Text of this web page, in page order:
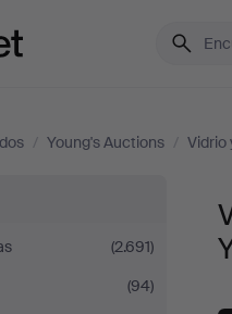
/ Young's Auctions / Vidrio
(2.691)
(94)